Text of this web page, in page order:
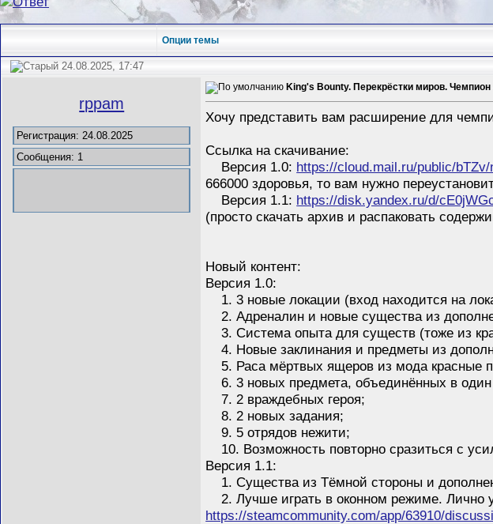
Опции темы
24.08.2025, 17:47
rppam
Регистрация: 24.08.2025
Сообщения: 1
King's Bounty. Перекрёстки миров.
Хочу представить вам расширение для
Ссылка на скачивание:
Версия 1.0: https://cloud.mail.ru/public/
666000 здоровья, то вам нужно
Версия 1.1: https://disk.yandex.ru/d/
(просто скачать архив и распаковать
Новый контент:
Версия 1.0:
1. 3 новые локации (вход находится на
2. Адреналин и новые существа из
3. Система опыта для существ (тоже из
4. Новые заклинания и предметы из
5. Раса мёртвых ящеров из мода красные
6. 3 новых предмета, объединённых в один
7. 2 враждебных героя;
8. 2 новых задания;
9. 5 отрядов нежити;
10. Возможность повторно сразиться с
Версия 1.1:
1. Существа из Тёмной стороны и
2. Лучше играть в оконном режиме. Лично
https://steamcommunity.com/app/63910/